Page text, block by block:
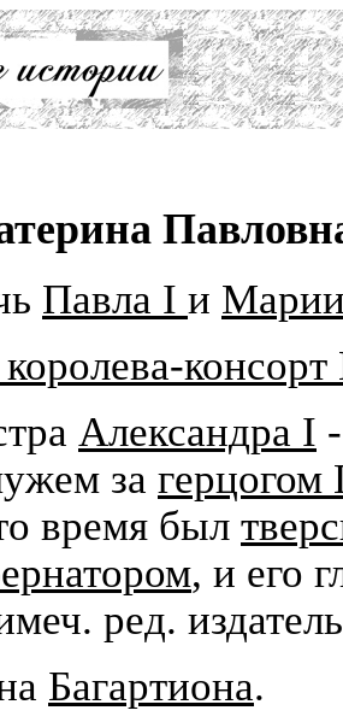
Павла I и
Александра I
за герцогом
время был
, и его
ред.
Багартиона.